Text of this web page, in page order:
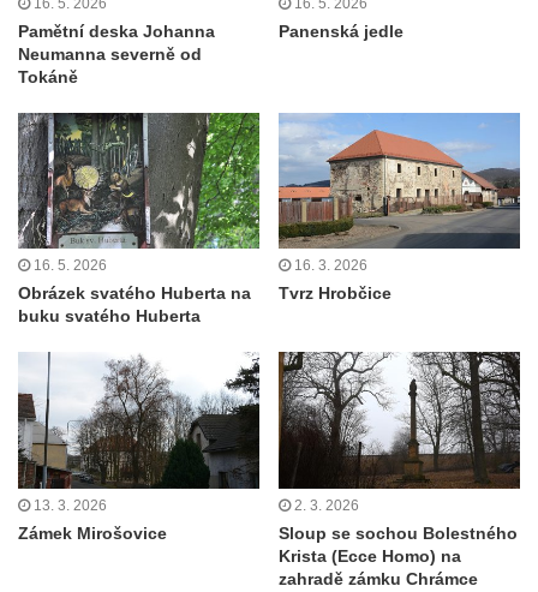
16. 5. 2026
Pamětní deska Johanna
Neumanna severně od
Tokáně
16. 5. 2026
Panenská jedle
16. 5. 2026
Obrázek svatého Huberta na
buku svatého Huberta
16. 3. 2026
Tvrz Hrobčice
13. 3. 2026
Zámek Mirošovice
2. 3. 2026
Sloup se sochou Bolestného
Krista (Ecce Homo) na
zahradě zámku Chrámce